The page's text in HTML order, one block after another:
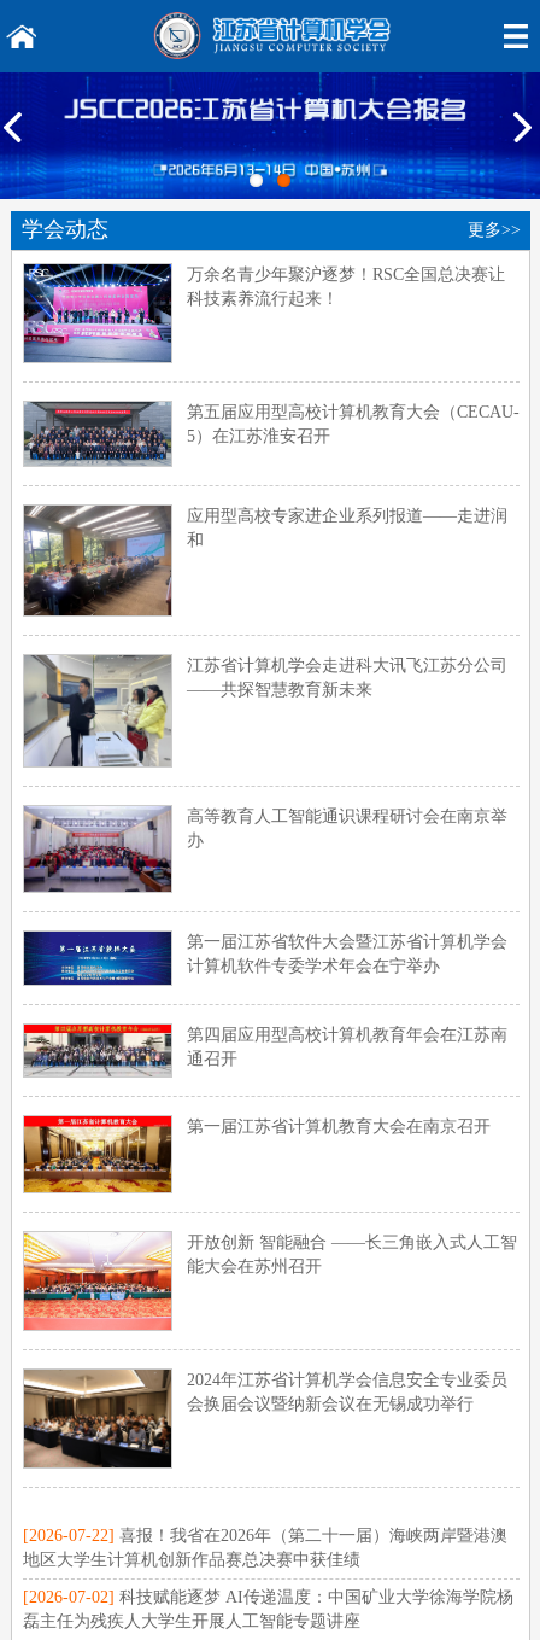
学会动态 更多>>
万余名青少年聚沪逐梦！RSC全国总决赛让
科技素养流行起来！
第五届应用型高校计算机教育大会（CECAU-
5）在江苏淮安召开
应用型高校专家进企业系列报道——走进润
和
江苏省计算机学会走进科大讯飞江苏分公司
——共探智慧教育新未来
高等教育人工智能通识课程研讨会在南京举
办
第一届江苏省软件大会暨江苏省计算机学会
计算机软件专委学术年会在宁举办
第四届应用型高校计算机教育年会在江苏南
通召开
第一届江苏省计算机教育大会在南京召开
开放创新 智能融合 ——长三角嵌入式人工智
能大会在苏州召开
2024年江苏省计算机学会信息安全专业委员
会换届会议暨纳新会议在无锡成功举行
[2026-07-22] 喜报！我省在2026年（第二十一届）海峡两岸暨港澳
地区大学生计算机创新作品赛总决赛中获佳绩
[2026-07-02] 科技赋能逐梦 AI传递温度：中国矿业大学徐海学院杨
磊主任为残疾人大学生开展人工智能专题讲座